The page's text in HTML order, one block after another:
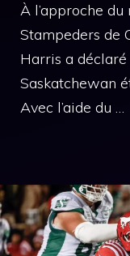
À l’approche
Stampeders de
Harris a
Saskatchewan
Avec l’aide du …